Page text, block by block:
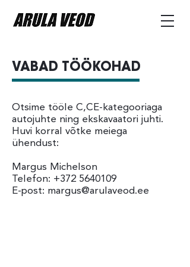
VABAD TÖÖKOHAD
Otsime tööle C,CE-kategooriaga
autojuhte ning ekskavaatori juhti.
Huvi korral võtke meiega
ühendust:
Margus Michelson
Telefon: +372 5640109
E-post: margus@arulaveod.ee